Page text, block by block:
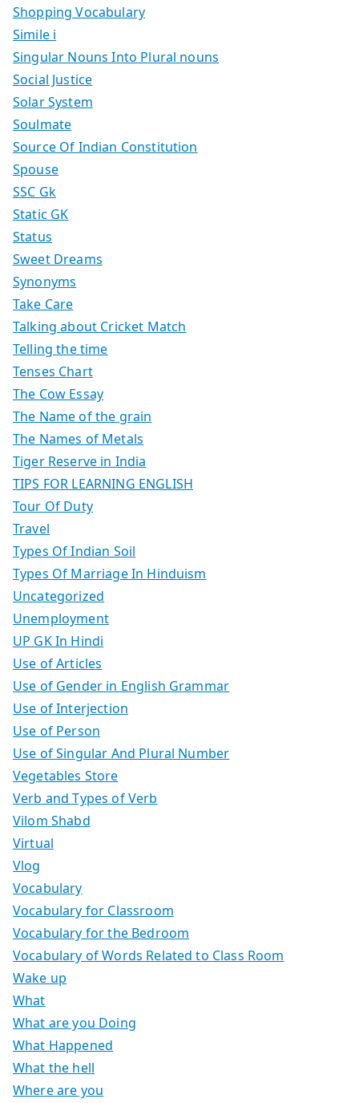
Shopping Vocabulary
Simile i
Singular Nouns Into Plural nouns
Social Justice
Solar System
Soulmate
Source Of Indian Constitution
Spouse
SSC Gk
Static GK
Status
Sweet Dreams
Synonyms
Take Care
Talking about Cricket Match
Telling the time
Tenses Chart
The Cow Essay
The Name of the grain
The Names of Metals
Tiger Reserve in India
TIPS FOR LEARNING ENGLISH
Tour Of Duty
Travel
Types Of Indian Soil
Types Of Marriage In Hinduism
Uncategorized
Unemployment
UP GK In Hindi
Use of Articles
Use of Gender in English Grammar
Use of Interjection
Use of Person
Use of Singular And Plural Number
Vegetables Store
Verb and Types of Verb
Vilom Shabd
Virtual
Vlog
Vocabulary
Vocabulary for Classroom
Vocabulary for the Bedroom
Vocabulary of Words Related to Class Room
Wake up
What
What are you Doing
What Happened
What the hell
Where are you